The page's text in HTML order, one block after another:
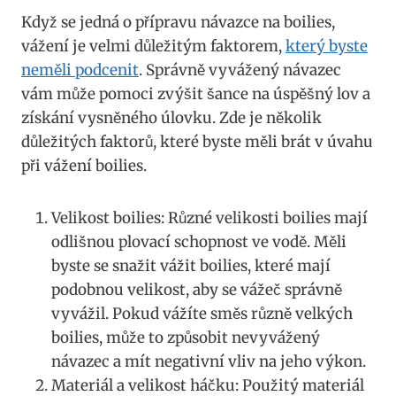
Když ⁤se jedná o přípravu⁣ návazce ⁢na boilies,
vážení je velmi důležitým faktorem,který‌ byste
neměli podcenit. ​Správně vyvážený návazec
vám může pomoci zvýšit šance na úspěšný lov a
získání vysněného úlovku. Zde je několik
důležitých ⁤faktorů,⁣ které‌ byste měli brát v úvahu
při ‌vážení⁤ boilies.
Velikost boilies: Různé velikosti boilies mají
odlišnou ​plovací⁤ schopnost ve vodě. Měli
byste ⁣se snažit vážit ‍boilies, které ⁣mají⁢
podobnou velikost, aby se vážeč⁤ správně
vyvážil. Pokud vážíte ⁢směs různě velkých
boilies, může to způsobit nevyvážený
návazec a mít negativní vliv na jeho výkon.
Materiál a​ velikost háčku: Použitý materiál